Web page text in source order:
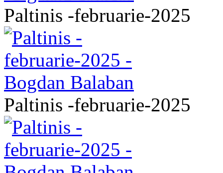
Paltinis -februarie-2025
Paltinis -februarie-2025